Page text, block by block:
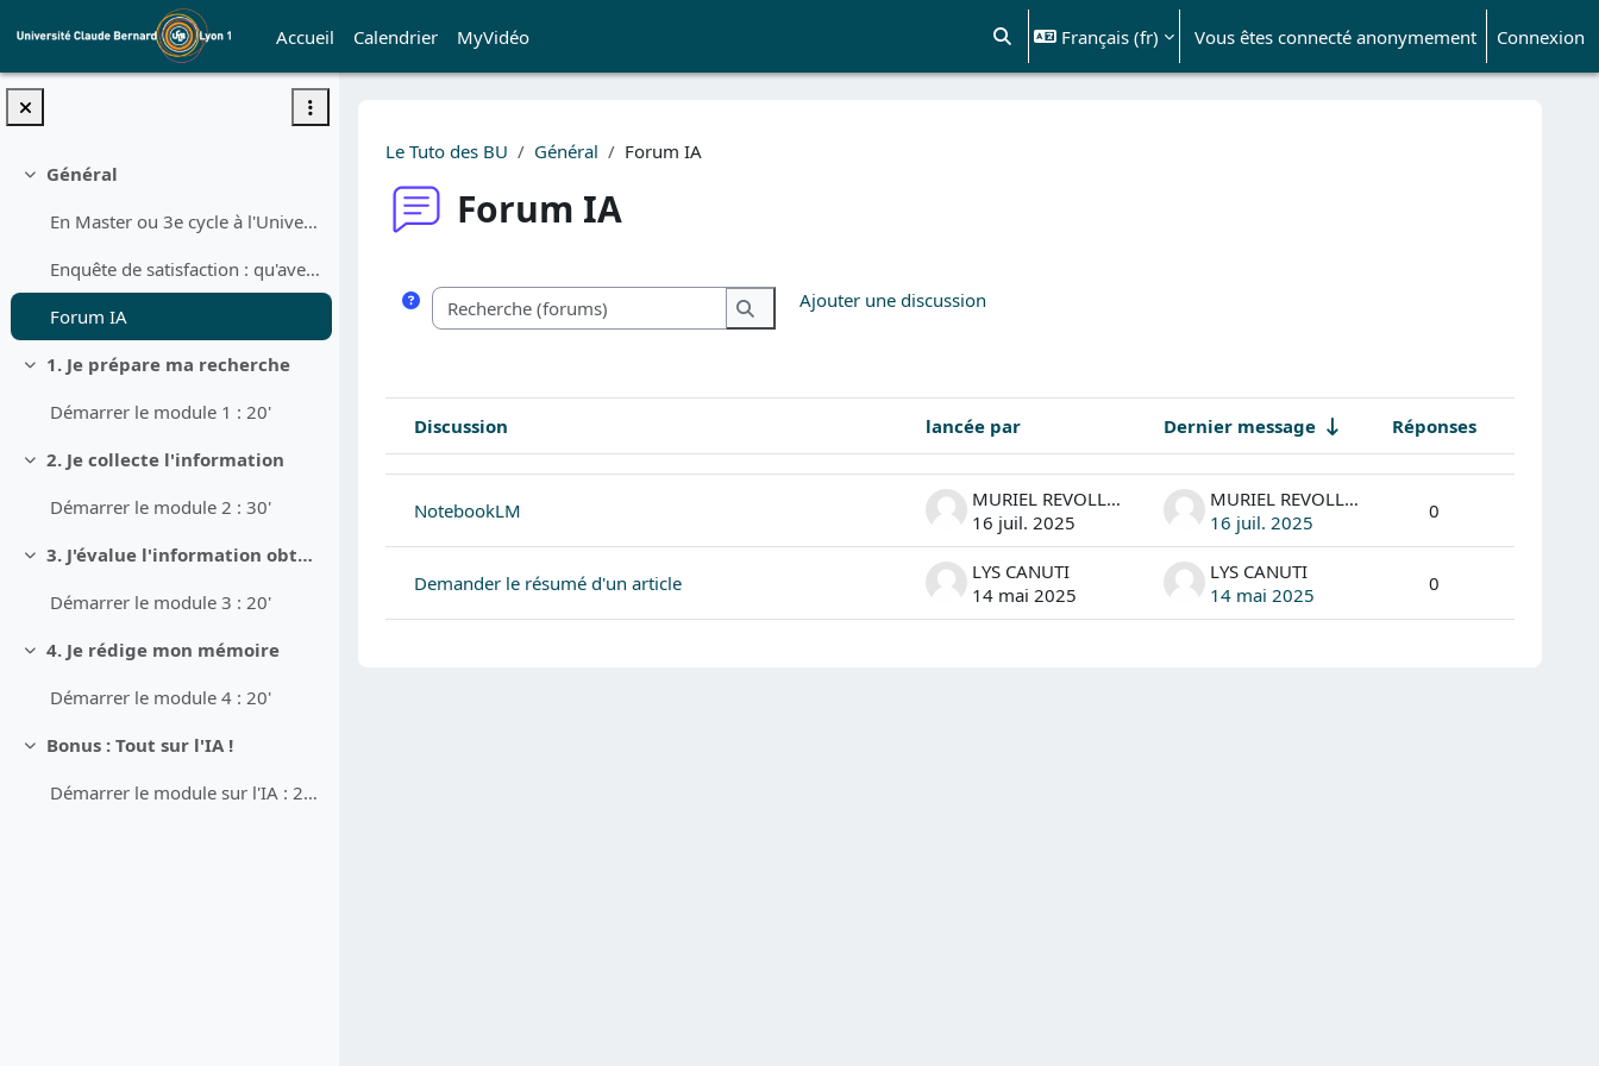
Passer au contenu principal
Accueil
Calendrier MyVidéo Activer/désactiver la saisie de recherche
Français ‎(fr)‎ Vous êtes connecté anonymement Connexion
Replier
Général
En Master ou 3e cycle à l'Université de Lyon 1 ?Ce...
Enquête de satisfaction : qu'avez-vous pensé du cours ? (Inscrivez-vous au cours pour répondre)
Forum IA
Replier
1. Je prépare ma recherche
Démarrer le module 1 : 20'
Replier
2. Je collecte l'information
Démarrer le module 2 : 30'
Replier
3. J'évalue l'information obtenue
Démarrer le module 3 : 20'
Replier
4. Je rédige mon mémoire
Démarrer le module 4 : 20'
Replier
Bonus : Tout sur l'IA !
Démarrer le module sur l'IA : 20' à 45'
Le Tuto des BU Général Forum IA
Forum IA
Recherche (forums)
Recherche (forums)
Ajouter une discussion
Statut
Discussion lancée par Dernier message
Réponses
Actions
NotebookLM
MURIEL REVOLLET
16 juil. 2025
MURIEL REVOLLET
16 juil. 2025
0
Demander le résumé d'un article
LYS CANUTI
14 mai 2025
LYS CANUTI
14 mai 2025
0